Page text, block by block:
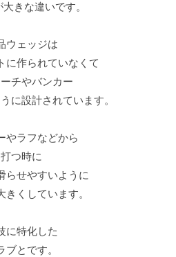
きな違いです。
ウェッジは
に作られていなくて
チやバンカー
に設計されています。
やラフなどから
打つ時に
らせやすいように
きくしています。
に特化した
ブとです。